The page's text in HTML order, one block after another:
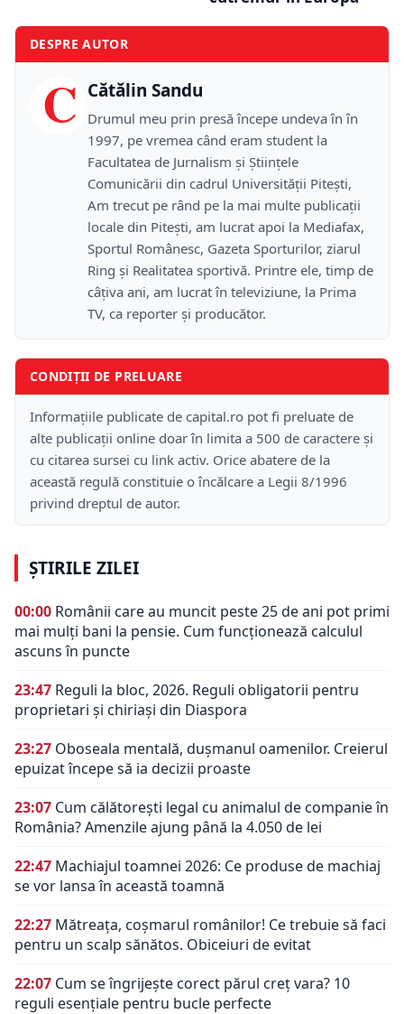
DESPRE AUTOR
C Cătălin Sandu
Drumul meu prin presă începe undeva în în
1997, pe vremea când eram student la
Facultatea de Jurnalism și Științele
Comunicării din cadrul Universității Pitești,
Am trecut pe rând pe la mai multe publicații
locale din Pitești, am lucrat apoi la Mediafax,
Sportul Românesc, Gazeta Sporturilor, ziarul
Ring și Realitatea sportivă. Printre ele, timp de
câțiva ani, am lucrat în televiziune, la Prima
TV, ca reporter și producător.
CONDIȚII DE PRELUARE
Informațiile publicate de capital.ro pot fi preluate de
alte publicații online doar în limita a 500 de caractere și
cu citarea sursei cu link activ. Orice abatere de la
această regulă constituie o încălcare a Legii 8/1996
privind dreptul de autor.
ȘTIRILE ZILEI
00:00 Românii care au muncit peste 25 de ani pot primi
mai mulți bani la pensie. Cum funcționează calculul
ascuns în puncte
23:47 Reguli la bloc, 2026. Reguli obligatorii pentru
proprietari și chiriași din Diaspora
23:27 Oboseala mentală, dușmanul oamenilor. Creierul
epuizat începe să ia decizii proaste
23:07 Cum călătorești legal cu animalul de companie în
România? Amenzile ajung până la 4.050 de lei
22:47 Machiajul toamnei 2026: Ce produse de machiaj
se vor lansa în această toamnă
22:27 Mătreața, coșmarul românilor! Ce trebuie să faci
pentru un scalp sănătos. Obiceiuri de evitat
22:07 Cum se îngrijește corect părul creț vara? 10
reguli esențiale pentru bucle perfecte